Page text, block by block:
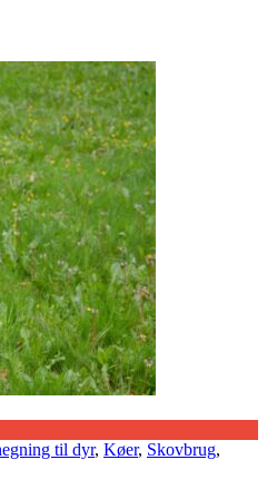
til dyr, Køer, Skovbrug,